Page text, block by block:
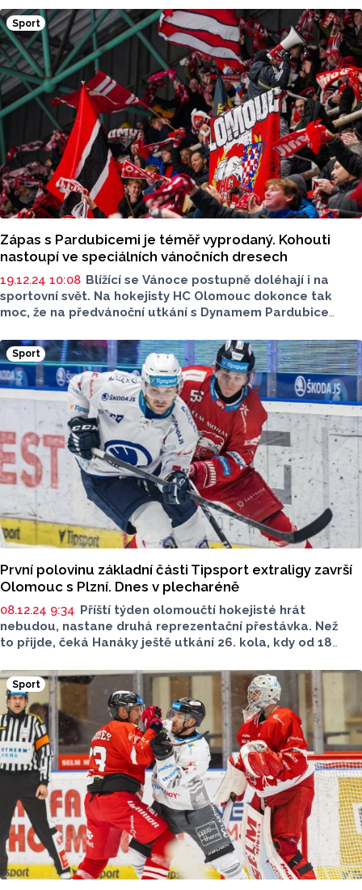
ve výkonech. Jak to bude vypadat uvidíme již ve čtvrtek,
kdy v rámci předehrávky 27. kola Mora na ledě čtvrté
Mladé Boleslavi, zápas začne v 17:30.
Sport
Zápas s Pardubicemi je téměř vyprodaný. Kohouti
nastoupí ve speciálních vánočních dresech
19.12.24 10:08 Blížící se Vánoce postupně doléhají i na
sportovní svět. Na hokejisty HC Olomouc dokonce tak
moc, že na předvánoční utkání s Dynamem Pardubice
28. kola hokejové extraligy je zájem i mezi fanoušky. Duel
Olomouce s Pardubicemi bude v neděli 22. prosince
sledovat zaplněná plecharéna.
Sport
První polovinu základní části Tipsport extraligy završí
Olomouc s Plzní. Dnes v plecharéně
08.12.24 9:34 Příští týden olomoučtí hokejisté hrát
nebudou, nastane druhá reprezentační přestávka. Než
to přijde, čeká Hanáky ještě utkání 26. kola, kdy od 18
prostředí a oplatí hostům těsnou porážku 2:3?
Sport